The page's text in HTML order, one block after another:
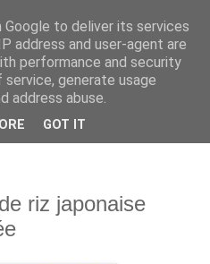
les
assiette. Verre après
riz japonaise
to deliver its services
address and user-agent are
performance and security
generate usage
address abuse.
GOT IT